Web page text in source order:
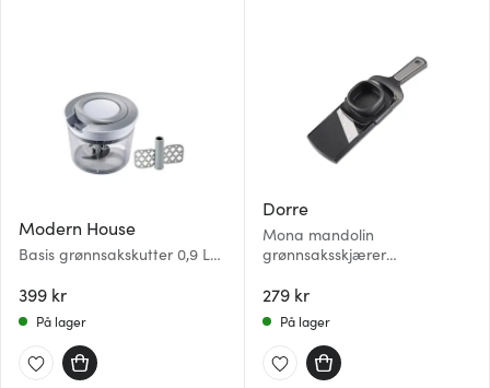
Modern House
Basis grønnsakskutter 0,9 L
399 kr
På lager
Dorre
Mona mandolin
grønnsaksskjærer
279 kr
På lager